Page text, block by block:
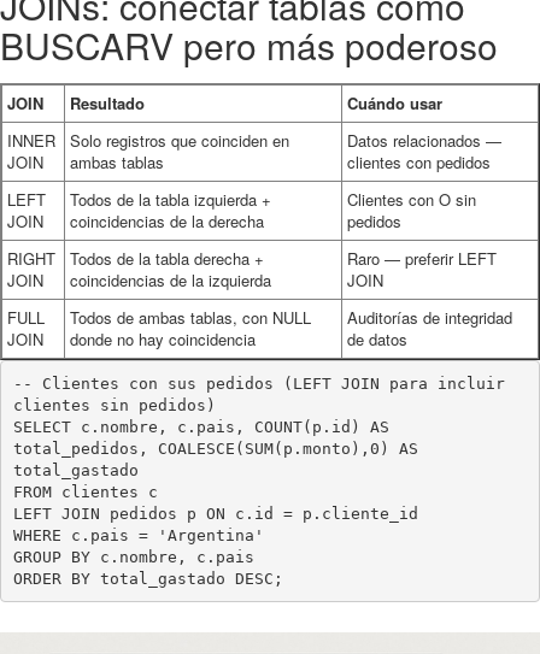
BUSCARV pero más poderoso
JOIN Resultado
Cuándo usar
INNER
JOIN
Solo registros que coinciden en
ambas tablas
Datos relacionados —
clientes con pedidos
LEFT
JOIN
Todos de la tabla izquierda +
coincidencias de la derecha
Clientes con O sin
pedidos
RIGHT
JOIN
Todos de la tabla derecha +
coincidencias de la izquierda
Raro — preferir LEFT
JOIN
FULL
JOIN
Todos de ambas tablas, con NULL
donde no hay coincidencia
Auditorías de integridad
de datos
-- Clientes con sus pedidos (LEFT JOIN para incluir
clientes sin pedidos)
SELECT c.nombre, c.pais, COUNT(p.id) AS
total_pedidos, COALESCE(SUM(p.monto),0) AS
total_gastado
FROM clientes c
LEFT JOIN pedidos p ON c.id = p.cliente_id
WHERE c.pais = 'Argentina'
GROUP BY c.nombre, c.pais